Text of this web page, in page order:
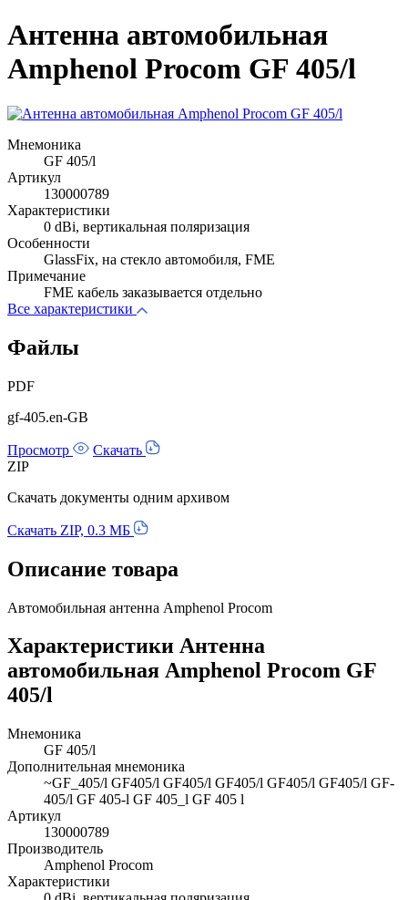
Антенна автомобильная
Amphenol Procom GF 405/l
Мнемоника
GF 405/l
Артикул
130000789
Характеристики
0 dBi, вертикальная поляризация
Особенности
GlassFix, на стекло автомобиля, FME
Примечание
FME кабель заказывается отдельно
Все характеристики
Файлы
PDF
gf-405.en-GB
Просмотр
Скачать
ZIP
Скачать документы одним архивом
Скачать ZIP, 0.3 МБ
Описание товара
Автомобильная антенна Amphenol Procom
Характеристики Антенна
автомобильная Amphenol Procom GF
405/l
Мнемоника
GF 405/l
Дополнительная мнемоника
~GF_405/l GF405/l GF405/l GF405/l GF405/l GF405/l GF-
405/l GF 405-l GF 405_l GF 405 l
Артикул
130000789
Производитель
Amphenol Procom
Характеристики